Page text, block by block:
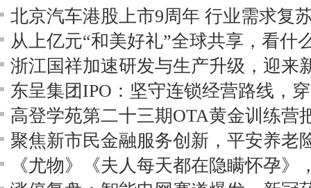
北京汽车港股上市9周年 行业需求复
从上亿元“和美好礼”全球共享，看什
浙江国祥加速研发与生产升级，迎来
东呈集团IPO：坚守连锁经营路线，
高登学苑第二十三期OTA黄金训练营